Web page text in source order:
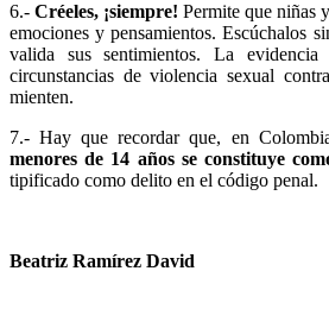
6.- Créeles, ¡siempre! Permite que niñas
emociones y pensamientos. Escúchalos
valida sus sentimientos. La
circunstancias de violencia sexual
mienten.
7.- Hay que recordar que, en
menores de 14 años se constituye
tipificado como delito en el código penal.
Beatriz Ramírez David